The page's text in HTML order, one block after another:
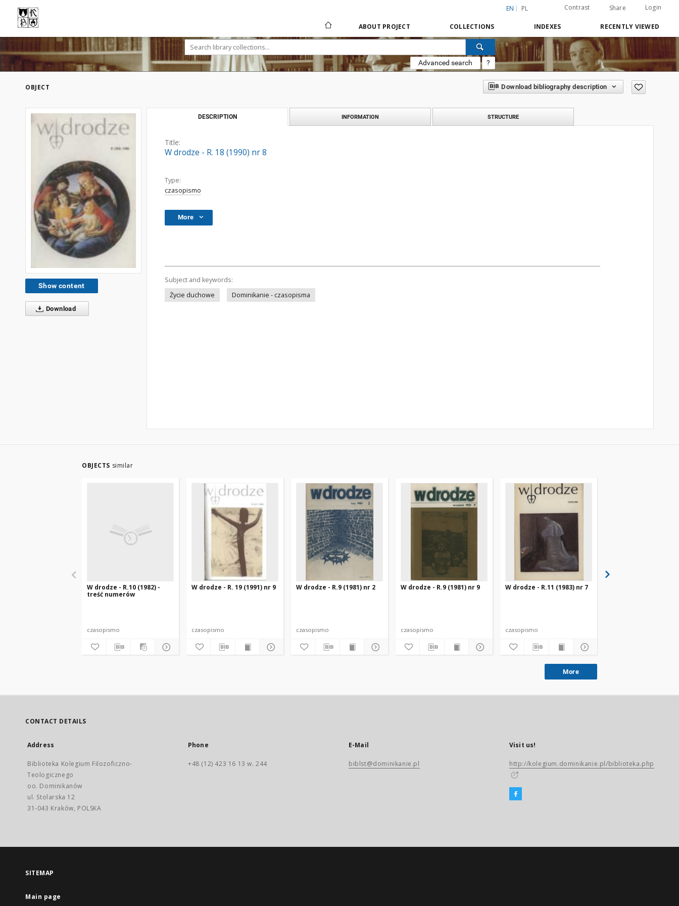
EN PL Contrast Share Login
ABOUT PROJECT COLLECTIONS INDEXES RECENTLY VIEWED
Advanced search ?
OBJECT Download bibliography description
Show content
Download
DESCRIPTION INFORMATION STRUCTURE
Title:
W drodze - R. 18 (1990) nr 8
Type:
czasopismo
More
Subject and keywords:
Życie duchowe
Dominikanie - czasopisma
OBJECTS similar
W drodze - R.10 (1982) -
treść numerów
czasopismo
W drodze - R. 19 (1991) nr 9
czasopismo
W drodze - R.9 (1981) nr 2
czasopismo
W drodze - R.9 (1981) nr 9
czasopismo
W drodze - R.11 (1983) nr 7
czasopismo
More
CONTACT DETAILS
Address
Biblioteka Kolegium Filozoficzno-
Teologicznego
oo. Dominikanów
ul. Stolarska 12
31-043 Kraków, POLSKA
Phone
+48 (12) 423 16 13 w. 244
E-Mail
biblst@dominikanie.pl
Visit us!
http://kolegium.dominikanie.pl/biblioteka.php
SITEMAP
Main page